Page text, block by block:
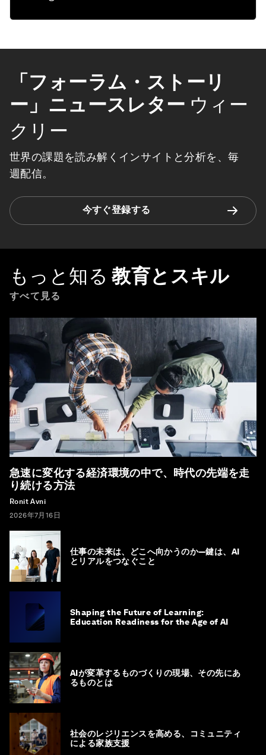
「フォーラム・ストーリ
ー」ニュースレター ウィー
クリー
世界の課題を読み解くインサイトと分析を、毎
週配信。
今すぐ登録する
もっと知る 教育とスキル
すべて見る
急速に変化する経済環境の中で、時代の先端を走
り続ける方法
Ronit Avni
2026年7月16日
仕事の未来は、どこへ向かうのか―鍵は、AI
とリアルをつなぐこと
Shaping the Future of Learning:
Education Readiness for the Age of AI
AIが変革するものづくりの現場、その先にあ
るものとは
社会のレジリエンスを高める、コミュニティ
による家族支援